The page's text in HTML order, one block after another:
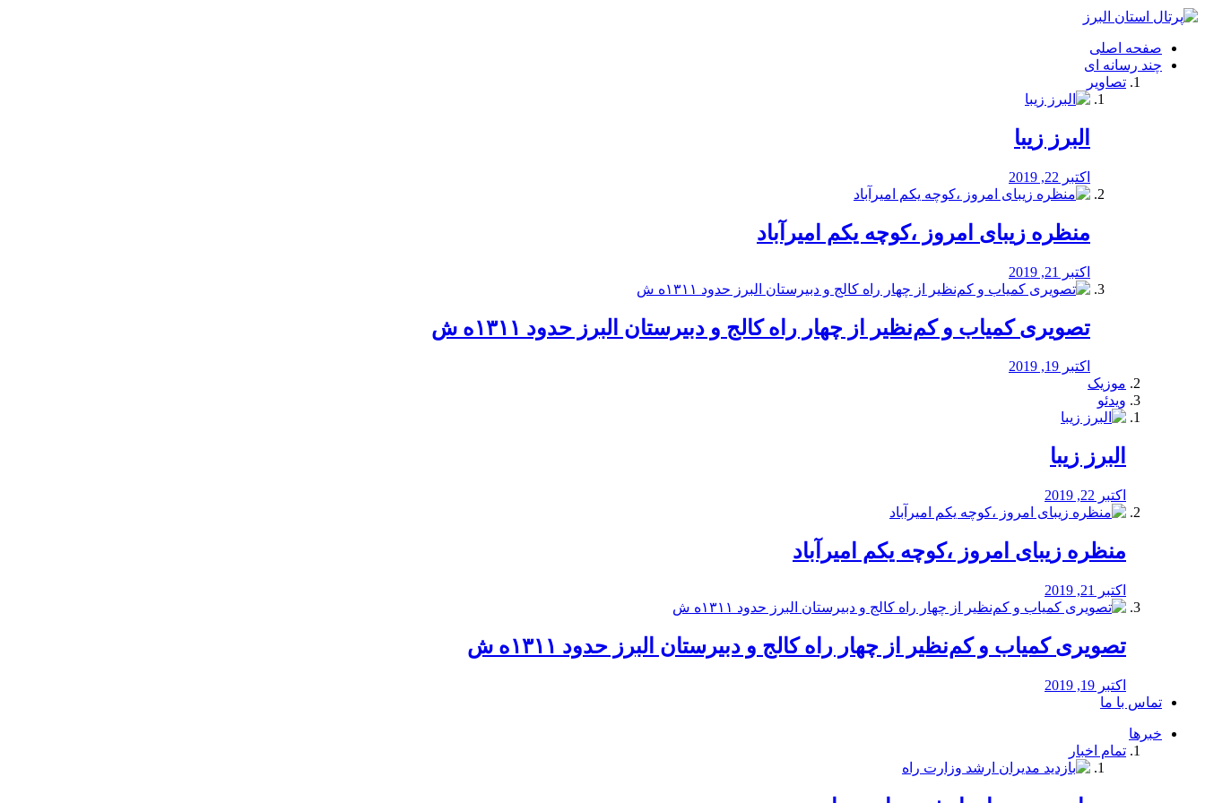
فصد
شرق
تهران
خشکشویی
صفحه اصلی
چند رسانه ای
تصاویر
البرز زیبا
اکتبر 22, 2019
منظره‌‌ زیبای امروز ،کوچه یکم امیرآباد
اکتبر 21, 2019
️تصویری کمیاب و کم‌نظیر از چهار راه كالج و دبيرستان البرز حدود ۱۳۱۱ه ش
اکتبر 19, 2019
موزیک
ویدئو
البرز زیبا
اکتبر 22, 2019
منظره‌‌ زیبای امروز ،کوچه یکم امیرآباد
اکتبر 21, 2019
️تصویری کمیاب و کم‌نظیر از چهار راه كالج و دبيرستان البرز حدود ۱۳۱۱ه ش
اکتبر 19, 2019
تماس با ما
خبرها
تمام اخبار